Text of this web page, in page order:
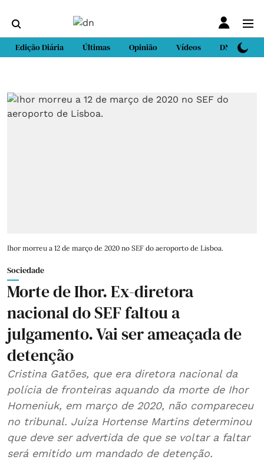
Edição Diária Últimas Opinião Vídeos DN Sport
Ihor morreu a 12 de março de 2020 no SEF do aeroporto de Lisboa.
Sociedade
Morte de Ihor. Ex-diretora
nacional do SEF faltou a
julgamento. Vai ser ameaçada de
detenção
Cristina Gatões, que era diretora nacional da
polícia de fronteiras aquando da morte de Ihor
Homeniuk, em março de 2020, não compareceu
no tribunal. Juíza Hortense Martins determinou
que deve ser advertida de que se voltar a faltar
será emitido um mandado de detenção.